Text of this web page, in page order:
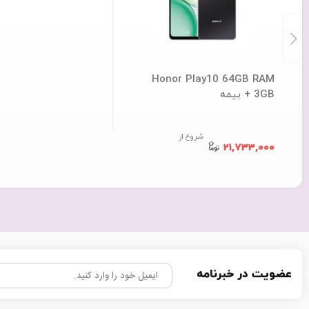
Honor Play10 64GB RAM
3GB + بیمه
شروع از
21,733,000
عضویت در خبرنامه